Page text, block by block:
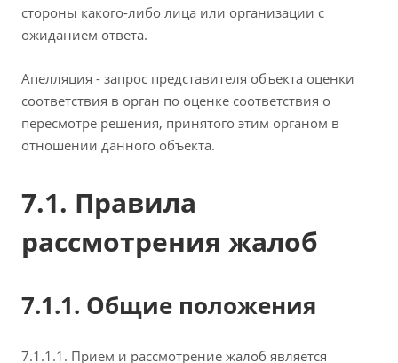
стороны какого-либо лица или организации с
ожиданием ответа.
Апелляция - запрос представителя объекта оценки
соответствия в орган по оценке соответствия о
пересмотре решения, принятого этим органом в
отношении данного объекта.
7.1. Правила
рассмотрения жалоб
7.1.1. Общие положения
7.1.1.1. Прием и рассмотрение жалоб является